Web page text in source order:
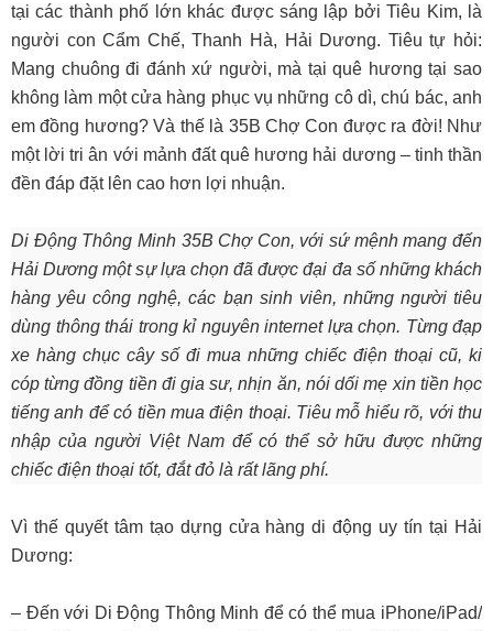
tại các thành phố lớn khác được sáng lập bởi Tiêu Kim, là
người con Cẩm Chế, Thanh Hà, Hải Dương. Tiêu tự hỏi:
Mang chuông đi đánh xứ người, mà tại quê hương tại sao
không làm một cửa hàng phục vụ những cô dì, chú bác, anh
em đồng hương? Và thế là 35B Chợ Con được ra đời! Như
một lời tri ân với mảnh đất quê hương hải dương – tinh thần
đền đáp đặt lên cao hơn lợi nhuận.
Di Động Thông Minh 35B Chợ Con, với sứ mệnh mang đến
Hải Dương một sự lựa chọn đã được đại đa số những khách
hàng yêu công nghệ, các bạn sinh viên, những người tiêu
dùng thông thái trong kỉ nguyên internet lựa chọn. Từng đạp
xe hàng chục cây số đi mua những chiếc điện thoại cũ, ki
cóp từng đồng tiền đi gia sư, nhịn ăn, nói dối mẹ xin tiền học
tiếng anh để có tiền mua điện thoại. Tiêu mỗ hiểu rõ, với thu
nhập của người Việt Nam để có thể sở hữu được những
chiếc điện thoại tốt, đắt đỏ là rất lãng phí.
Vì thế quyết tâm tạo dựng cửa hàng di động uy tín tại Hải
Dương:
– Đến với Di Động Thông Minh để có thể mua iPhone/iPad/